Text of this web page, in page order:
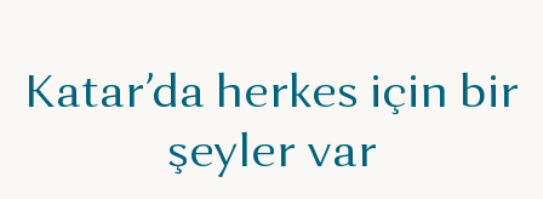
Katar’da herkes için bir
şeyler var